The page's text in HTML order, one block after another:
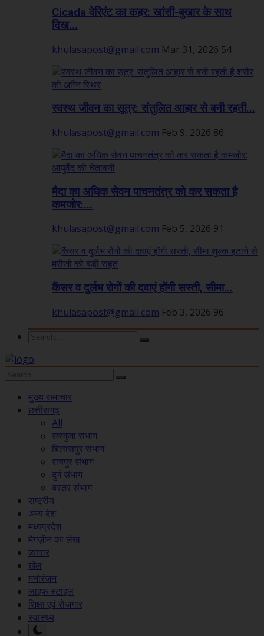
Cicada वेरिएंट का कहर: खांसी-बुखार के साथ
दिख...
khulasapost@gmail.com Mar 31, 2026 54
स्वस्थ जीवन का सूत्र: संतुलित आहार से बनी रहती...
khulasapost@gmail.com Feb 9, 2026 86
मैदा का अधिक सेवन पाचनतंत्र को कर सकता है
कमजोर:...
khulasapost@gmail.com Feb 5, 2026 91
कैंसर व दुर्लभ रोगों की दवाएं होंगी सस्ती, सीमा...
khulasapost@gmail.com Feb 3, 2026 96
मुख्य समाचार
छत्तीसगढ़
All
सरगुजा संभाग
बिलासपुर संभाग
रायपुर संभाग
दुर्ग संभाग
बस्तर संभाग
राष्ट्रीय
अन्य देश
मध्यप्रदेश
मैगज़ीन का लेख
व्यापार
खेल
मनोरंजन
लाइफ स्टाइल
शिक्षा एवं रोजगार
स्वास्थ्य